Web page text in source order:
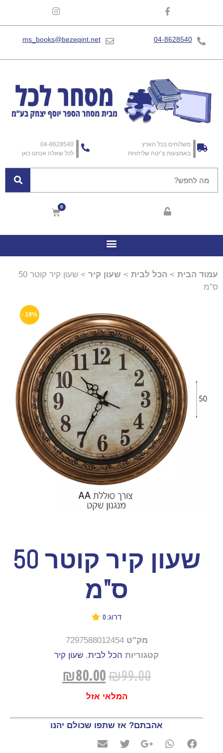
04-8628540
ms_books@bezeqint.net
משלוחים בכל הארץ
באמצעות צ’יטה שליחויות
04-8628540
לכל שאלה אנחנו כאן
עמוד הבית > הכל לבית > שעון קיר
> שעון קיר קוטר 50
ס”מ
שעון קיר קוטר 50
ס"מ
דרוג: 0
מק"ט 7297588012454
קטגוריות הכל לבית, שעון קיר
₪99.00
₪80.00
המלאי אזל
אהבתם? אז שתפו שכולם יהנו
19% -